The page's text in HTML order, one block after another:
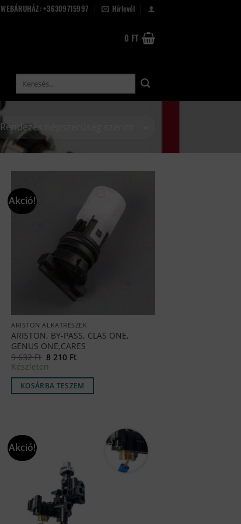
+36309715997 Hírlevél
0 FT
Keresés
következőre:
Akció!
ARISTON ALKATRÉSZEK
ARISTON, BY-PASS, CLAS ONE,
GENUS ONE,CARES
9 632Ft Original
price
was:
9
632 Ft.
8 210 Ft
8
210 Ft.
Készleten
KOSÁRBA TESZEM
Akció!